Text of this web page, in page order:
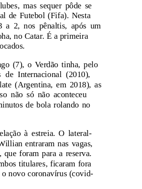
mas sequer pôde se
de Futebol (Fifa). Nesta
2, nos pênaltis, após um
no Catar. É a primeira
(7), o Verdão tinha, pelo
de Internacional (2010),
(Argentina, em 2018), as
não só não aconteceu
de bola rolando no
à estreia. O lateral-
entraram nas vagas,
foram para a reserva.
titulares, ficaram fora
o novo coronavírus (covid-